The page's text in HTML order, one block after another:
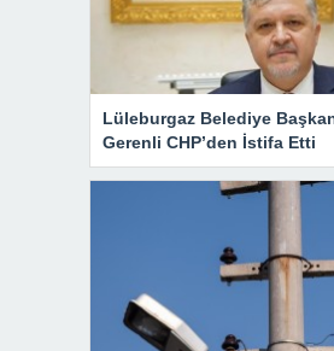
Lüleburgaz Belediye
Gerenli CHP’den İstifa Etti